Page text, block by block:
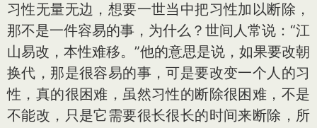
习性无量无边，想要一世当中把习性加以断除，
那不是一件容易的事，为什么？世间人常说：“江
山易改，本性难移。”他的意思是说，如果要改朝
换代，那是很容易的事，可是要改变一个人的习
性，真的很困难，虽然习性的断除很困难，不是
不能改，只是它需要很长很长的时间来断除，所